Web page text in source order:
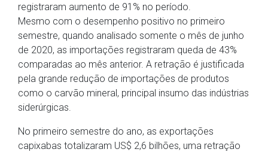
registraram aumento de 91% no período.
Mesmo com o desempenho positivo no primeiro
semestre, quando analisado somente o mês de junho
de 2020, as importações registraram queda de 43%
comparadas ao mês anterior. A retração é justificada
pela grande redução de importações de produtos
como o carvão mineral, principal insumo das indústrias
siderúrgicas.
No primeiro semestre do ano, as exportações
capixabas totalizaram US$ 2,6 bilhões, uma retração